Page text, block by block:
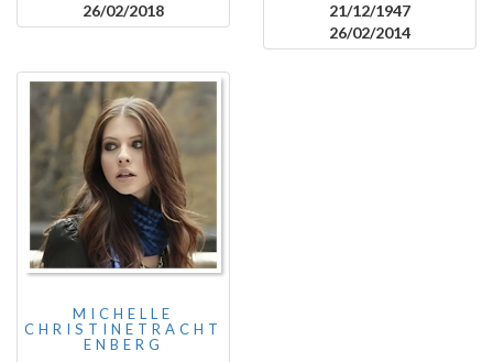
26/02/2018
21/12/1947
26/02/2014
MICHELLE
CHRISTINETRACHT
ENBERG